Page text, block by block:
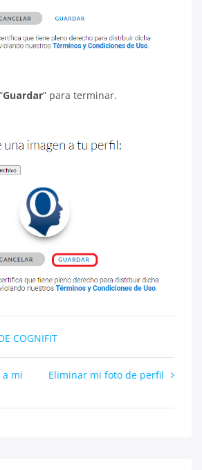
Guardar” para terminar.
COGNIFIT
a mi
Eliminar mi foto de perfil